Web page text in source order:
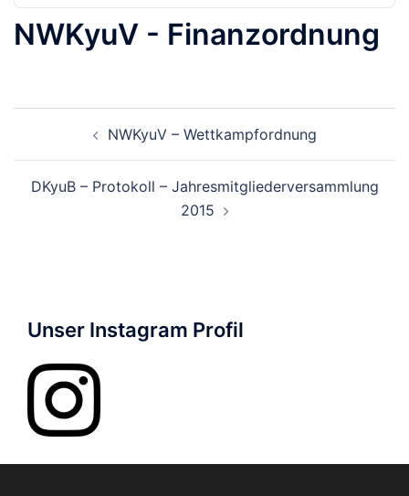
NWKyuV - Finanzordnung
NWKyuV – Wettkampfordnung
DKyuB – Protokoll – Jahresmitgliederversammlung
2015
Unser Instagram Profil